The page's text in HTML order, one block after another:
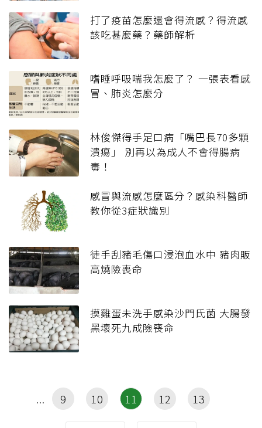
打了疫苗怎麼還會得流感？得流感
該吃甚麼藥？藥師解析
嗜睡呼吸喘我怎麼了？ 一張表看感
冒、肺炎怎麼分
林俊傑得手足口病「嘴巴長70多顆
潰瘍」 別再以為成人不會得腸病
毒！
感冒與流感怎麼區分？感染科醫師
教你從3症狀識別
徒手刮豬毛傷口浸泡血水中 豬肉販
高燒險喪命
摸雞蛋未洗手感染沙門氏菌 大腸發
黑壞死九成險喪命
9 10 11 12 13